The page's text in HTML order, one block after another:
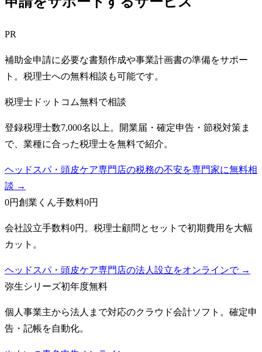
PR
補助金申請に必要な書類作成や事業計画書の準備をサポー
ト。税理士への無料相談も可能です。
税理士ドットコム無料で相談
登録税理士数7,000名以上。開業届・確定申告・節税対策ま
で、業種に合った税理士を無料で紹介。
ヘッドスパ・頭皮ケア専門店の税務の不安を専門家に無料相
談 →
0円創業くん手数料0円
会社設立手数料0円。税理士顧問とセットで初期費用を大幅
カット。
ヘッドスパ・頭皮ケア専門店の法人設立をオンラインで →
弥生シリーズ初年度無料
個人事業主から法人まで対応のクラウド会計ソフト。確定申
告・記帳を自動化。